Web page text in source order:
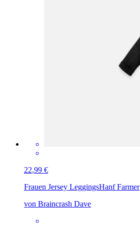
22,99 €
Frauen Jersey LeggingsHanf Farmer
von Braincrash Dave